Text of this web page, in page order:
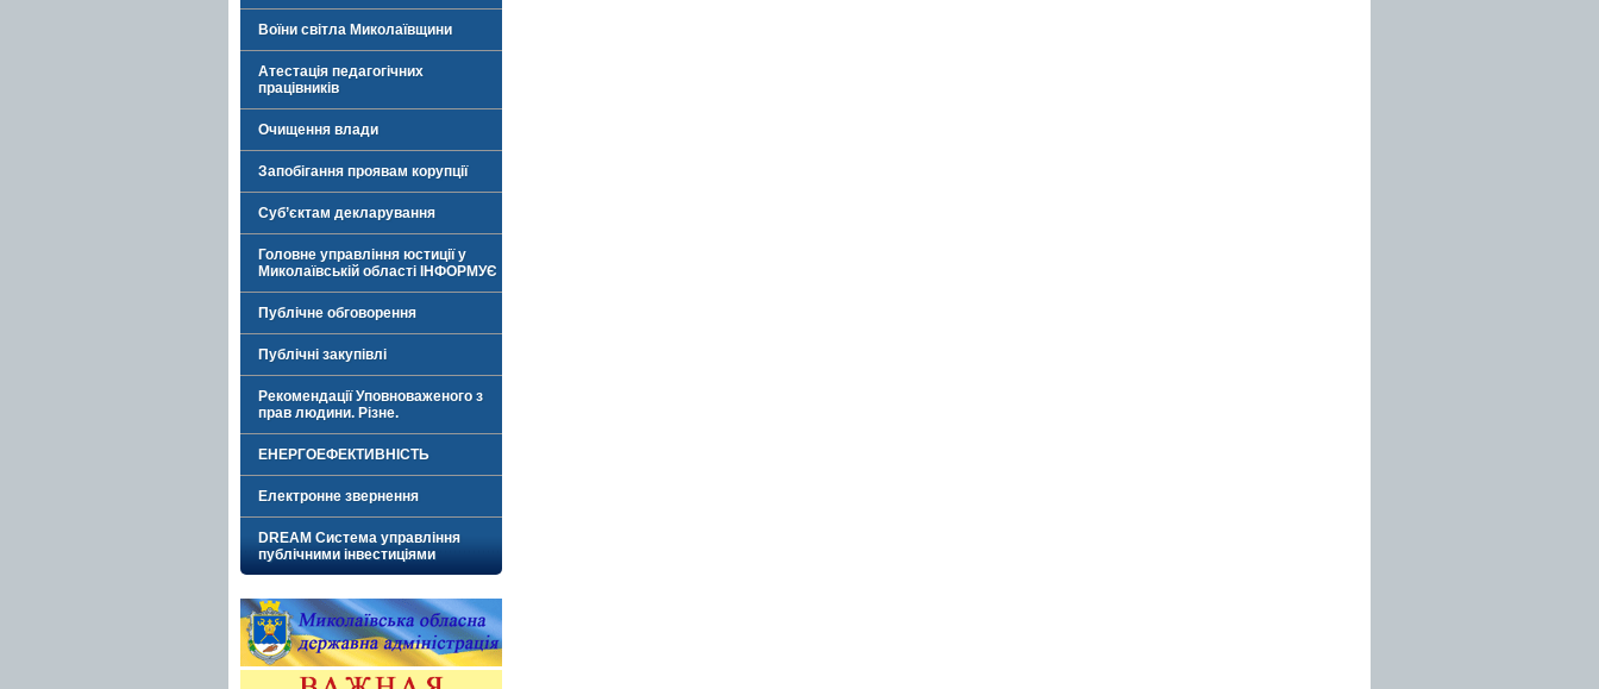
Воїни світла Миколаївщини
Атестація педагогічних
працівників
Очищення влади
Запобігання проявам корупції
Суб’єктам декларування
Головне управління юстиції у
Миколаївській області ІНФОРМУЄ
Публічне обговорення
Публічні закупівлі
Рекомендації Уповноваженого з
прав людини. Різне.
ЕНЕРГОЕФЕКТИВНІСТЬ
Електронне звернення
DREAM Система управління
публічними інвестиціями